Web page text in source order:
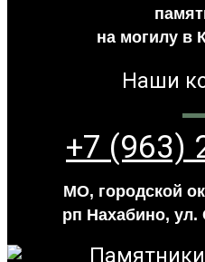
на могилу в
Наши
+7 (963)
МО, городской
рп Нахабино, ул.